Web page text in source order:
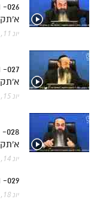
יונ 11, 2015
יונ 15, 2018
יונ 14, 2015
029- הדף היומי בתע"ס – חלק י"ד – א'תקמט-א'תקנ
יונ 18, 2018